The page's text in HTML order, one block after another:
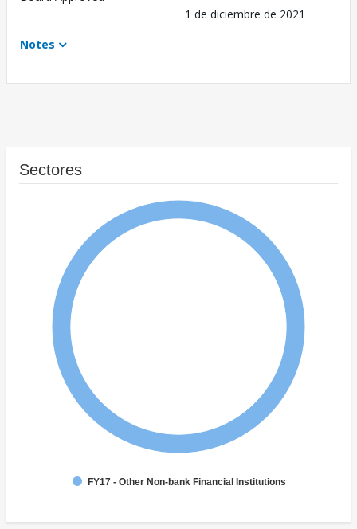
1 de diciembre de 2021
Notes
Sectores
FY17 - Other Non-bank Financial Institutions